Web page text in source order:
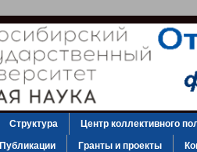
Структура
Центр коллективного
Публикации Гранты и проекты